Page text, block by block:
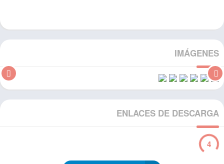
IMÁGENES
ENLACES DE DESCARGA
3